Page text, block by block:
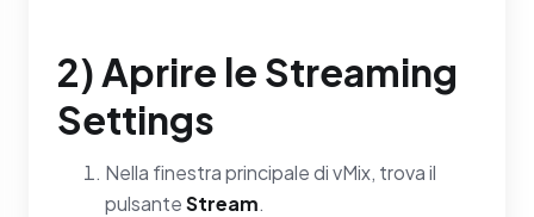
2) Aprire le Streaming
Settings
Nella finestra principale di vMix, trova il
pulsanteStream.